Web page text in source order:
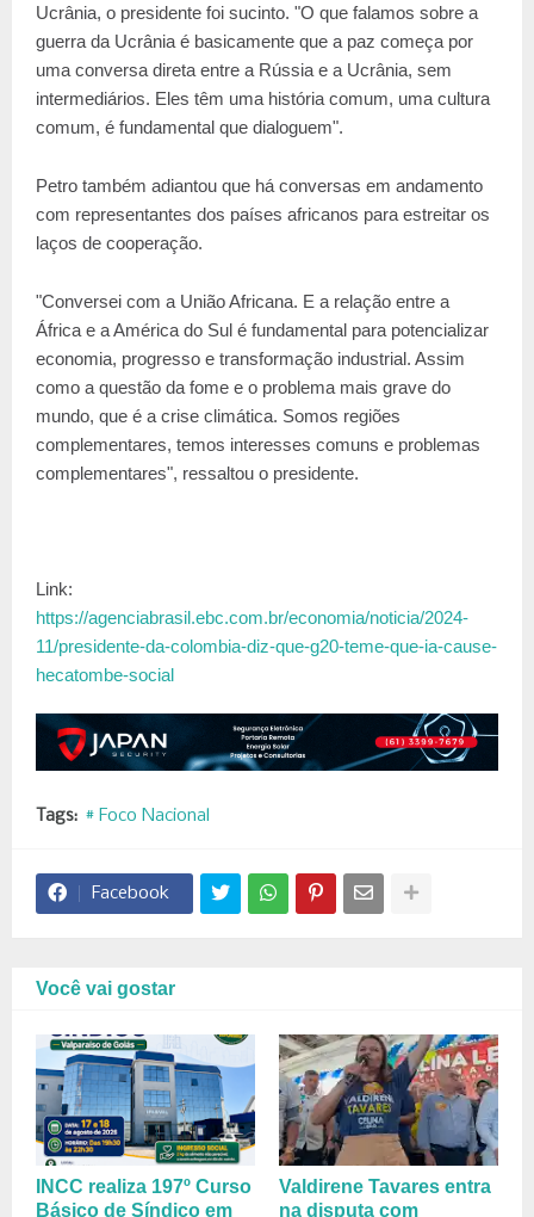
Ucrânia, o presidente foi sucinto. "O que falamos sobre a
guerra da Ucrânia é basicamente que a paz começa por
uma conversa direta entre a Rússia e a Ucrânia, sem
intermediários. Eles têm uma história comum, uma cultura
comum, é fundamental que dialoguem".
Petro também adiantou que há conversas em andamento
com representantes dos países africanos para estreitar os
laços de cooperação.
"Conversei com a União Africana. E a relação entre a
África e a América do Sul é fundamental para potencializar
economia, progresso e transformação industrial. Assim
como a questão da fome e o problema mais grave do
mundo, que é a crise climática. Somos regiões
complementares, temos interesses comuns e problemas
complementares", ressaltou o presidente.
Link:
https://agenciabrasil.ebc.com.br/economia/noticia/2024-
11/presidente-da-colombia-diz-que-g20-teme-que-ia-cause-
hecatombe-social
Tags: # Foco Nacional
Facebook
Você vai gostar
INCC realiza 197º Curso
Básico de Síndico em
Valdirene Tavares entra
na disputa com